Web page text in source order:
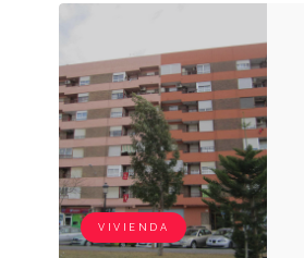
VIVIENDA